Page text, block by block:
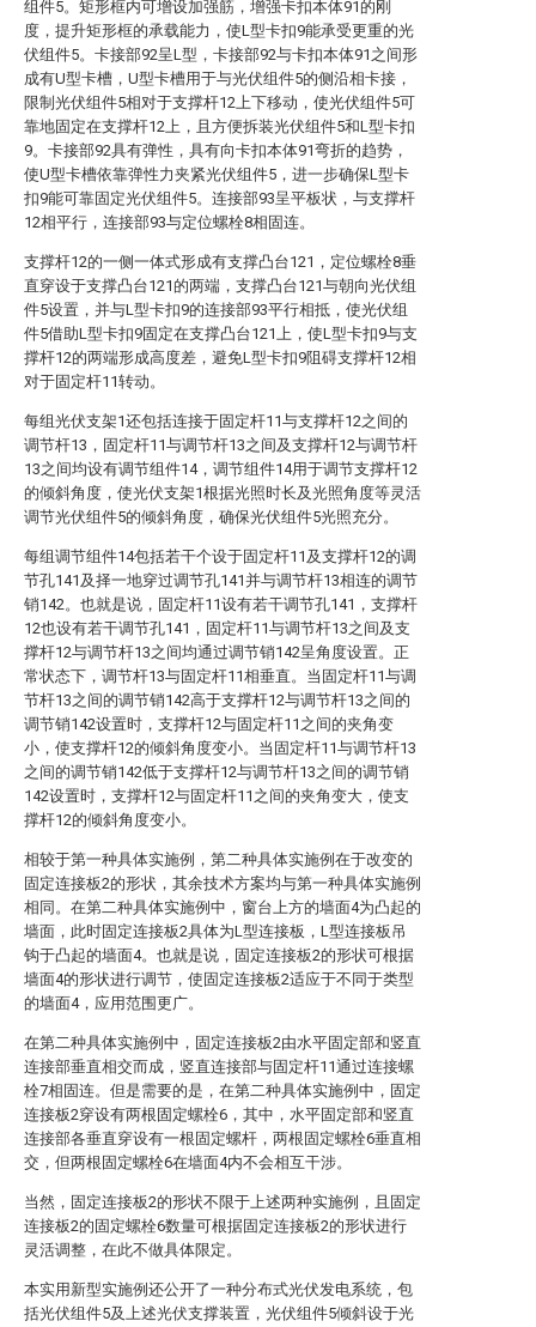
组件5。矩形框内可增设加强筋，增强卡扣本体91的刚
度，提升矩形框的承载能力，使L型卡扣9能承受更重的光
伏组件5。卡接部92呈L型，卡接部92与卡扣本体91之间形
成有U型卡槽，U型卡槽用于与光伏组件5的侧沿相卡接，
限制光伏组件5相对于支撑杆12上下移动，使光伏组件5可
靠地固定在支撑杆12上，且方便拆装光伏组件5和L型卡扣
9。卡接部92具有弹性，具有向卡扣本体91弯折的趋势，
使U型卡槽依靠弹性力夹紧光伏组件5，进一步确保L型卡
扣9能可靠固定光伏组件5。连接部93呈平板状，与支撑杆
12相平行，连接部93与定位螺栓8相固连。
支撑杆12的一侧一体式形成有支撑凸台121，定位螺栓8垂
直穿设于支撑凸台121的两端，支撑凸台121与朝向光伏组
件5设置，并与L型卡扣9的连接部93平行相抵，使光伏组
件5借助L型卡扣9固定在支撑凸台121上，使L型卡扣9与支
撑杆12的两端形成高度差，避免L型卡扣9阻碍支撑杆12相
对于固定杆11转动。
每组光伏支架1还包括连接于固定杆11与支撑杆12之间的
调节杆13，固定杆11与调节杆13之间及支撑杆12与调节杆
13之间均设有调节组件14，调节组件14用于调节支撑杆12
的倾斜角度，使光伏支架1根据光照时长及光照角度等灵活
调节光伏组件5的倾斜角度，确保光伏组件5光照充分。
每组调节组件14包括若干个设于固定杆11及支撑杆12的调
节孔141及择一地穿过调节孔141并与调节杆13相连的调节
销142。也就是说，固定杆11设有若干调节孔141，支撑杆
12也设有若干调节孔141，固定杆11与调节杆13之间及支
撑杆12与调节杆13之间均通过调节销142呈角度设置。正
常状态下，调节杆13与固定杆11相垂直。当固定杆11与调
节杆13之间的调节销142高于支撑杆12与调节杆13之间的
调节销142设置时，支撑杆12与固定杆11之间的夹角变
小，使支撑杆12的倾斜角度变小。当固定杆11与调节杆13
之间的调节销142低于支撑杆12与调节杆13之间的调节销
142设置时，支撑杆12与固定杆11之间的夹角变大，使支
撑杆12的倾斜角度变小。
相较于第一种具体实施例，第二种具体实施例在于改变的
固定连接板2的形状，其余技术方案均与第一种具体实施例
相同。在第二种具体实施例中，窗台上方的墙面4为凸起的
墙面，此时固定连接板2具体为L型连接板，L型连接板吊
钩于凸起的墙面4。也就是说，固定连接板2的形状可根据
墙面4的形状进行调节，使固定连接板2适应于不同于类型
的墙面4，应用范围更广。
在第二种具体实施例中，固定连接板2由水平固定部和竖直
连接部垂直相交而成，竖直连接部与固定杆11通过连接螺
栓7相固连。但是需要的是，在第二种具体实施例中，固定
连接板2穿设有两根固定螺栓6，其中，水平固定部和竖直
连接部各垂直穿设有一根固定螺杆，两根固定螺栓6垂直相
交，但两根固定螺栓6在墙面4内不会相互干涉。
当然，固定连接板2的形状不限于上述两种实施例，且固定
连接板2的固定螺栓6数量可根据固定连接板2的形状进行
灵活调整，在此不做具体限定。
本实用新型实施例还公开了一种分布式光伏发电系统，包
括光伏组件5及上述光伏支撑装置，光伏组件5倾斜设于光